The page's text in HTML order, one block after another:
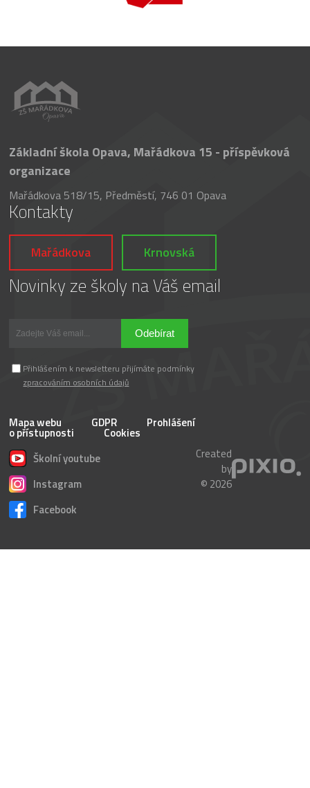
Základní škola Opava, Mařádkova 15 - příspěvková
organizace
Mařádkova 518/15, Předměstí, 746 01 Opava
Kontakty
Mařádkova Krnovská
Novinky ze školy na Váš email
Odebírat
Přihlášením k newsletteru přijímáte podmínky
zpracováním osobních údajů
Mapa webu GDPR Prohlášení
o přístupnosti
Cookies
Školní youtube
Instagram
Facebook
Created
by
© 2026